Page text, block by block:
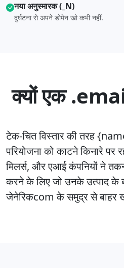
नया अनुस्मारक (_N)
दुर्घटना से अपने डोमेन खो कभी नहीं.
क्यों एक
टेक-चित विस्तार की तरह
परियोजना को काटने किनारे पर
मिलर्स, और एआई कंपनियों ने
करने के लिए जो उनके उत्पाद
जेनेरिकcom के समुद्र से बाहर